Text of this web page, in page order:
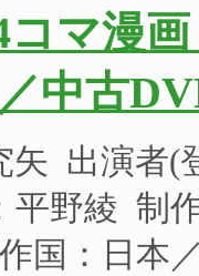
コマ漫
中古
矢 出演者(
平野綾 制
国：日本